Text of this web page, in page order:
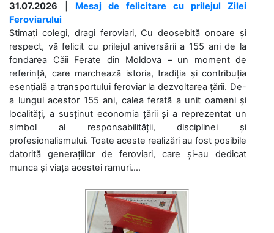
31.07.2026
Mesaj de felicitare cu prilejul Zilei
Feroviarului
Stimați colegi, dragi feroviari, Cu deosebită onoare și
respect, vă felicit cu prilejul aniversării a 155 ani de la
fondarea Căii Ferate din Moldova – un moment de
referință, care marchează istoria, tradiția și contribuția
esențială a transportului feroviar la dezvoltarea țării. De-
a lungul acestor 155 ani, calea ferată a unit oameni și
localități, a susținut economia țării și a reprezentat un
simbol al responsabilității, disciplinei și
profesionalismului. Toate aceste realizări au fost posibile
datorită generațiilor de feroviari, care și-au dedicat
munca și viața acestei ramuri....